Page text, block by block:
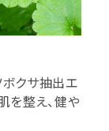
クサ抽出エ
を整え、健や